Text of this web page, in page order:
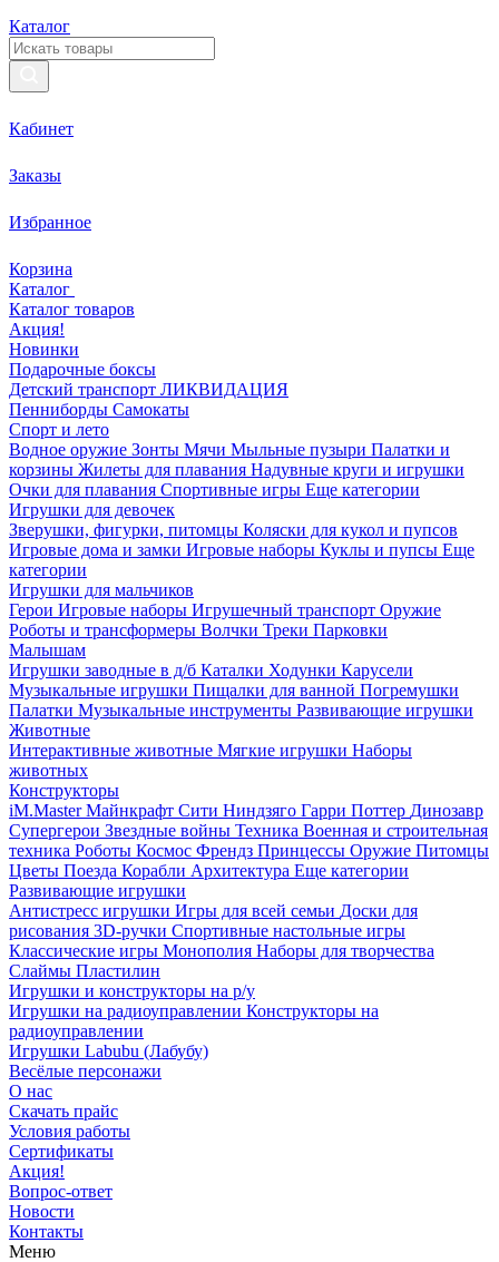
Каталог
Кабинет
Заказы
Избранное
Корзина
Каталог
Каталог товаров
Акция!
Новинки
Подарочные боксы
Детский транспорт ЛИКВИДАЦИЯ
Пенниборды Самокаты
Спорт и лето
Водное оружие Зонты Мячи Мыльные пузыри Палатки и
корзины Жилеты для плавания Надувные круги и игрушки
Очки для плавания Спортивные игры Еще категории
Игрушки для девочек
Зверушки, фигурки, питомцы Коляски для кукол и пупсов
Игровые дома и замки Игровые наборы Куклы и пупсы Еще
категории
Игрушки для мальчиков
Герои Игровые наборы Игрушечный транспорт Оружие
Роботы и трансформеры Волчки Треки Парковки
Малышам
Игрушки заводные в д/б Каталки Ходунки Карусели
Музыкальные игрушки Пищалки для ванной Погремушки
Палатки Музыкальные инструменты Развивающие игрушки
Животные
Интерактивные животные Мягкие игрушки Наборы
животных
Конструкторы
iM.Master Майнкрафт Сити Ниндзяго Гарри Поттер Динозавр
Супергерои Звездные войны Техника Военная и строительная
техника Роботы Космос Френдз Принцессы Оружие Питомцы
Цветы Поезда Корабли Архитектура Еще категории
Развивающие игрушки
Антистресс игрушки Игры для всей семьи Доски для
рисования 3D-ручки Спортивные настольные игры
Классические игры Монополия Наборы для творчества
Слаймы Пластилин
Игрушки и конструкторы на р/у
Игрушки на радиоуправлении Конструкторы на
радиоуправлении
Игрушки Labubu (Лабубу)
Весёлые персонажи
О нас
Скачать прайс
Условия работы
Сертификаты
Акция!
Вопрос-ответ
Новости
Контакты
Меню